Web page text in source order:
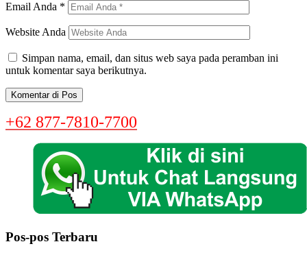
Email Anda *
Website Anda
Simpan nama, email, dan situs web saya pada peramban ini
untuk komentar saya berikutnya.
+62 877-7810-7700
Pos-pos Terbaru